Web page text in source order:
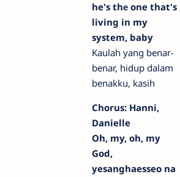
he's thе one that's
living in my
system, baby
Kaulah yang benar-
benar, hidup dalam
benakku, kasih
Chorus: Hanni,
Danielle
Oh, my, oh, my
God,
yesanghaesseo na